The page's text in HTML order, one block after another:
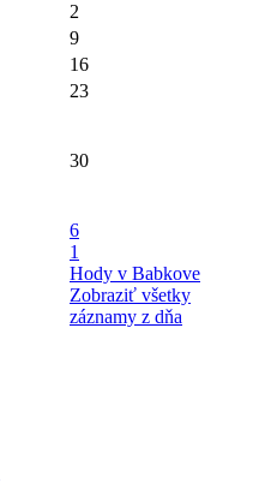
2
9
16
23
30
6
1
Hody v Babkove
Zobraziť všetky
záznamy z dňa